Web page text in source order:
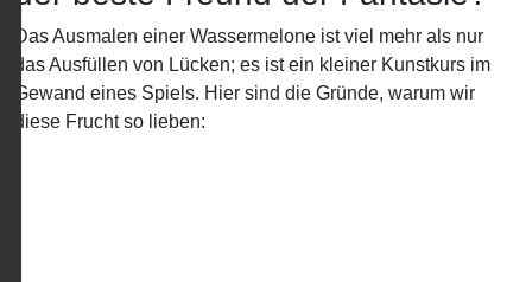
Das Ausmalen einer Wassermelone ist viel mehr als nur
das Ausfüllen von Lücken; es ist ein kleiner Kunstkurs im
Gewand eines Spiels. Hier sind die Gründe, warum wir
diese Frucht so lieben: